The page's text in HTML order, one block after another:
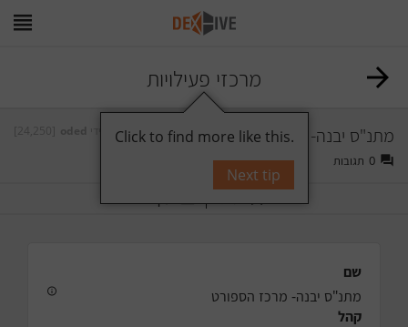
מרכזי פעילויות
מתנ"ס יבנה- מרכז הספורט
0 תגובות
תייג עקוב
שם
מתנ"ס יבנה- מרכז הספורט
קהל
Click to find more like this.
Next tip